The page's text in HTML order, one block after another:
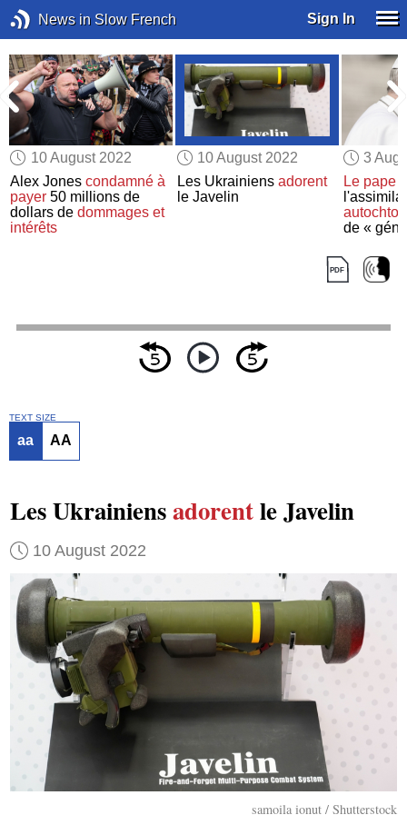
News in Slow French Sign In
10 August 2022
Alex Jonescondamné à
payer 50 millions de
dollars dedommages et
intérêts
10 August 2022
Les Ukrainiens adorent
le Javelin
3
Le pape
de «
TEXT SIZE
aa AA
Les Ukrainiensadorentle Javelin
10 August 2022
samoila ionut / Shutterstock